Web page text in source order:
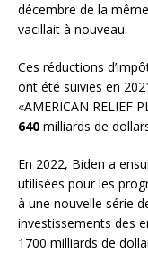
décembre de la
vacillait à nouveau.
Ces réductions
ont été suivies en
«AMERICAN RELIEF
640 milliards de
En 2022, Biden a
utilisées pour les
à une nouvelle série
investissements des
1700 milliards de